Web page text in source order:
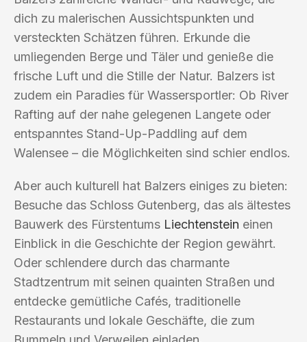
dich zu malerischen Aussichtspunkten und
versteckten Schätzen führen. Erkunde die
umliegenden Berge und Täler und genieße die
frische Luft und die Stille der Natur. Balzers ist
zudem ein Paradies für Wassersportler: Ob River
Rafting auf der nahe gelegenen Langete oder
entspanntes Stand-Up-Paddling auf dem
Walensee – die Möglichkeiten sind schier endlos.
Aber auch kulturell hat Balzers einiges zu bieten:
Besuche das Schloss Gutenberg, das als ältestes
Bauwerk des Fürstentums Liechtenstein einen
Einblick in die Geschichte der Region gewährt.
Oder schlendere durch das charmante
Stadtzentrum mit seinen quainten Straßen und
entdecke gemütliche Cafés, traditionelle
Restaurants und lokale Geschäfte, die zum